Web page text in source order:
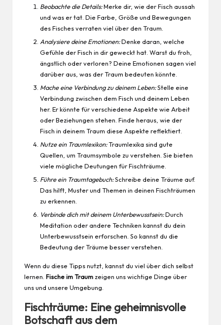
Beobachte die Details:Merke dir, wie der Fisch aussah
und was er tat. Die Farbe, Größe und Bewegungen
des Fisches verraten viel über den Traum.
Analysiere deine Emotionen:Denke daran, welche
Gefühle der Fisch in dir geweckt hat. Warst du froh,
ängstlich oder verloren? Deine Emotionen sagen viel
darüber aus, was der Traum bedeuten könnte.
Mache eine Verbindung zu deinem Leben:Stelle eine
Verbindung zwischen dem Fisch und deinem Leben
her. Er könnte für verschiedene Aspekte wie Arbeit
oder Beziehungen stehen. Finde heraus, wie der
Fisch in deinem Traum diese Aspekte reflektiert.
Nutze ein Traumlexikon:Traumlexika sind gute
Quellen, um Traumsymbole zu verstehen. Sie bieten
viele mögliche Deutungen für Fischträume.
Führe ein Traumtagebuch:Schreibe deine Träume auf.
Das hilft, Muster und Themen in deinen Fischträumen
zu erkennen.
Verbinde dich mit deinem Unterbewusstsein:Durch
Meditation oder andere Techniken kannst du dein
Unterbewusstsein erforschen. So kannst du die
Bedeutung der Träume besser verstehen.
Wenn du diese Tipps nutzt, kannst du viel über dich selbst
lernen. Fische im Traum zeigen uns wichtige Dinge über
uns und unsere Umgebung.
Fischträume: Eine geheimnisvolle
Botschaft aus dem